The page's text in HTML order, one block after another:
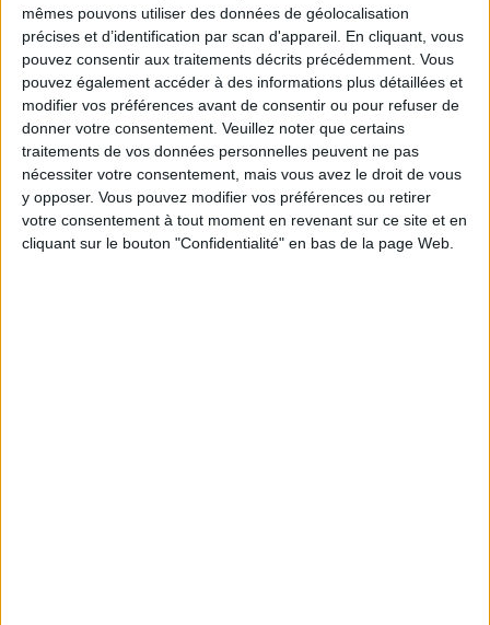
mêmes pouvons utiliser des données de géolocalisation
précises et d’identification par scan d'appareil. En cliquant, vous
pouvez consentir aux traitements décrits précédemment. Vous
pouvez également accéder à des informations plus détaillées et
modifier vos préférences avant de consentir ou pour refuser de
donner votre consentement. Veuillez noter que certains
traitements de vos données personnelles peuvent ne pas
nécessiter votre consentement, mais vous avez le droit de vous
y opposer. Vous pouvez modifier vos préférences ou retirer
votre consentement à tout moment en revenant sur ce site et en
cliquant sur le bouton "Confidentialité" en bas de la page Web.
Peut-on remplacer la viande par des féculents ?
Consultation diététique du 05/08/2026